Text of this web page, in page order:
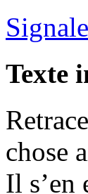
Texte
chose
Il s’en